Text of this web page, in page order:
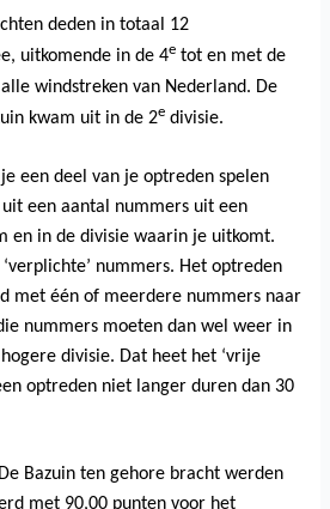
deden in totaal 12
uitkomende in de 4e tot en met de
windstreken van Nederland. De
kwam uit in de 2e divisie.
een deel van je optreden spelen
een aantal nummers uit een
en in de divisie waarin je uitkomt.
nummers. Het optreden
met één of meerdere nummers naar
nummers moeten dan wel weer in
divisie. Dat heet het ‘vrije
optreden niet langer duren dan 30
Bazuin ten gehore bracht werden
met 90,00 punten voor het